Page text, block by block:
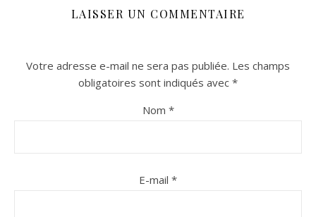
LAISSER UN COMMENTAIRE
Votre adresse e-mail ne sera pas publiée. Les champs
obligatoires sont indiqués avec *
Nom *
E-mail *